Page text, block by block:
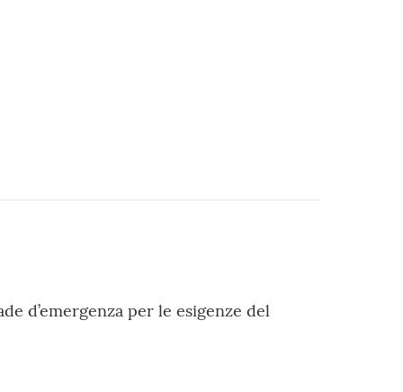
d’emergenza per le esigenze del